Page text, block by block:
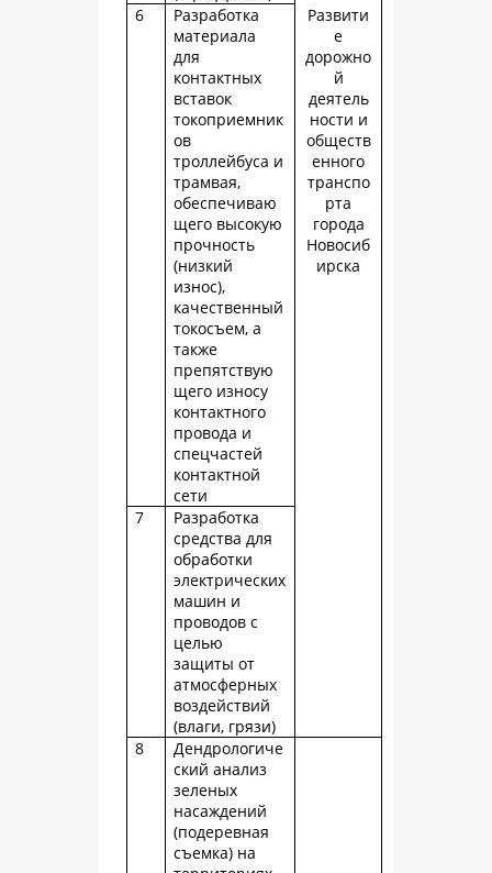
Развити
е
дорожно
й
деятель
ности и
обществ
енного
транспо
рта
города
Новосиб
ирска
6
Разработка
материала
для
контактных
вставок
токоприемник
ов
троллейбуса и
трамвая,
обеспечиваю
щего высокую
прочность
(низкий
износ),
качественный
токосъем, а
также
препятствую
щего износу
контактного
провода и
спецчастей
контактной
сети
7
Разработка
средства для
обработки
электрических
машин и
проводов с
целью
защиты от
атмосферных
воздействий
(влаги, грязи)
8
Дендрологиче
ский анализ
зеленых
насаждений
(подеревная
съемка) на